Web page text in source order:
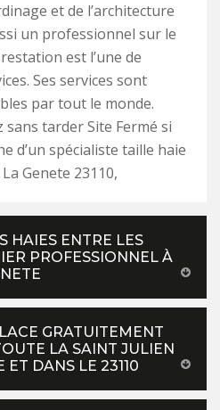
et de l’architecture
un professionnel sur le
est l’une de
Ses services sont
par tout le monde.
sans tarder Site Fermé si
d’un spécialiste taille haie
Genete 23110,
HAIES ENTRE LES
PROFESSIONNEL À
GRATUITEMENT
LA SAINT JULIEN
ET DANS LE 23110